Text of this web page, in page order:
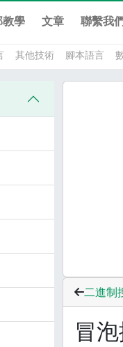
學 文章 聯繫我
其他技術 腳本語言
二進制
冒